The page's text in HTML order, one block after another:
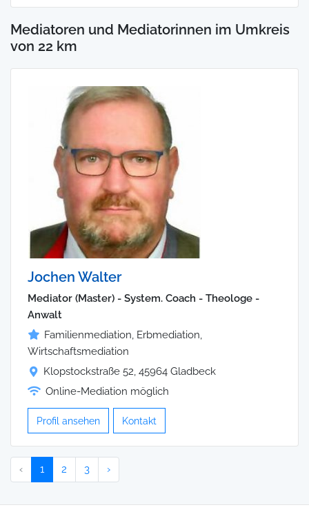
Mediatoren und Mediatorinnen im Umkreis
von 22 km
Jochen Walter
Mediator (Master) - System. Coach - Theologe -
Anwalt
Familienmediation, Erbmediation,
Wirtschaftsmediation
Klopstockstraße 52, 45964 Gladbeck
Online-Mediation möglich
Profil ansehen Kontakt
‹ 1 2 3 ›